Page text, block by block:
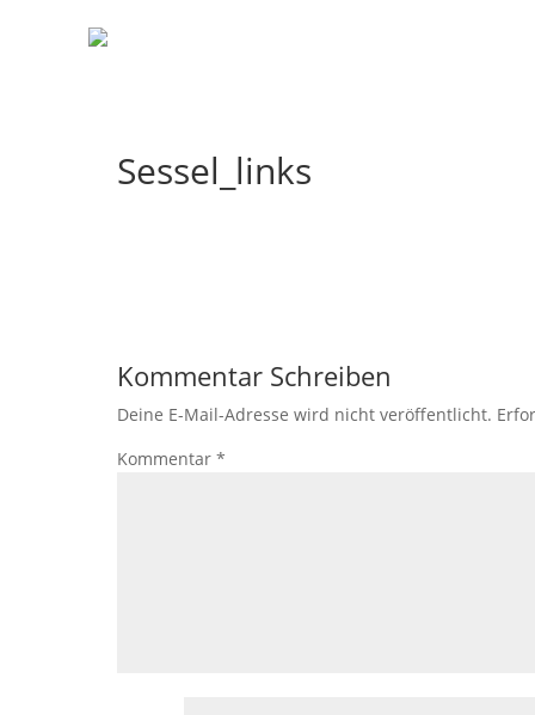
Sessel_links
Kommentar Schreiben
Deine E-Mail-Adresse wird nicht veröffentlicht.
Kommentar *